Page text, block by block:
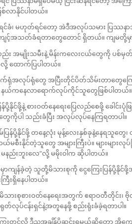
စ်လာနိုင်ပါတယ်။
ခံ၊ မဟုတ်ရင်တော့ အဲဒီအလုပ်သမား ပြဿနာ
င့်အသတ်ခံရတာတွေတောင် ရှိတယ်။ ကျမတို့မှာရွ
အမျိုးသမီးနဲ့ မိန်းကလေးငယ်တွေကို ပစ်မှတ်
ထောက်ပြပါတယ်။
က်ရုံအလုပ်ရုံတွေ အပြီးတိုင်ပိတ်သိမ်းတာတွေက
နယ်ကနေလာရောက်လုပ်ကိုင်သူတွေဖြစ်ပါတယ်။
နိုင်ဖို့နဲ့ စားဝတ်နေရေးပြေလည်စေဖို့ ခေါင်း
ေကိုပါ သည်းခံပြီး အလုပ်လုပ်နေကြရတာပါ။
ြန်ပို့နိုင်ဖို့ တနေ့လုံး မုန့်လေးနှစ်ခုနဲ့နေရသူ
စီးနိုင်တဲ့သူတွေ အများကြီးပဲ။ များများလု
ည်းဘူးလေ”လို့ မမိုးဝါက ဆိုပါတယ်။
ျန်ခဲ့တဲ့ သူတို့မိသားစုကို ငွေကြေးပြန်ပို့နိုင်ဖို့
းရှိနေပါတယ်။
သားစုစားဝတ်နေရေးအတွက် ဧရာဝတီတိုင်း
ပ်ငန်းရှင်နဲ့အတူနေဖို့ စည်းရုံးခံခဲ့ရတာပါ။
းတင်လို့ ဒီညအချိန်ပိုဆင်းရမယ်ဆိုတော့ အိုက